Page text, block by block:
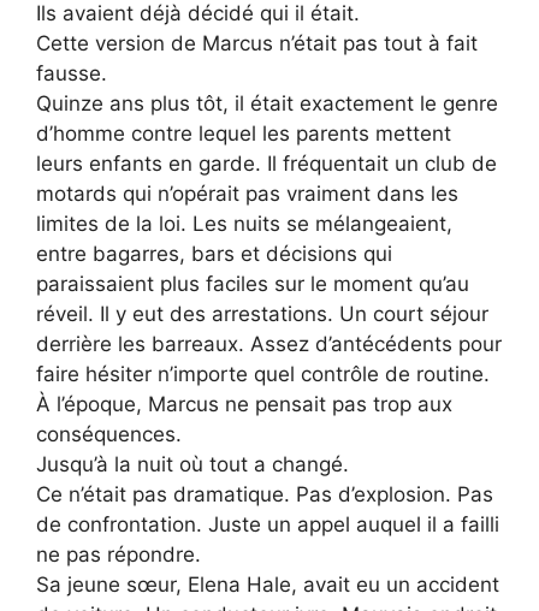
Ils avaient déjà décidé qui il était.
Cette version de Marcus n’était pas tout à fait
fausse.
Quinze ans plus tôt, il était exactement le genre
d’homme contre lequel les parents mettent
leurs enfants en garde. Il fréquentait un club de
motards qui n’opérait pas vraiment dans les
limites de la loi. Les nuits se mélangeaient,
entre bagarres, bars et décisions qui
paraissaient plus faciles sur le moment qu’au
réveil. Il y eut des arrestations. Un court séjour
derrière les barreaux. Assez d’antécédents pour
faire hésiter n’importe quel contrôle de routine.
À l’époque, Marcus ne pensait pas trop aux
conséquences.
Jusqu’à la nuit où tout a changé.
Ce n’était pas dramatique. Pas d’explosion. Pas
de confrontation. Juste un appel auquel il a failli
ne pas répondre.
Sa jeune sœur, Elena Hale, avait eu un accident